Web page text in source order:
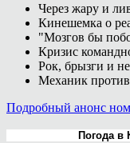
Через жару и
Кинешемка о
"Мозгов бы
Кризис
Рок, брызги и
Механик
Подробный анонс
Погода в